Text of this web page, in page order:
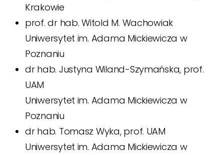
Krakowie
prof. dr hab. Witold M. Wachowiak
Uniwersytet im. Adama Mickiewicza w
Poznaniu
dr hab. Justyna Wiland-Szymańska, prof.
UAM
Uniwersytet im. Adama Mickiewicza w
Poznaniu
dr hab. Tomasz Wyka, prof. UAM
Uniwersytet im. Adama Mickiewicza w